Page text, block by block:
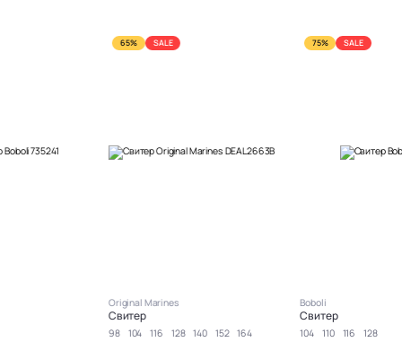
65% SALE
Original Marines
Свитер
98 104 116 128 140 152
164
75% SALE
Boboli
Свитер
104 110 116
128